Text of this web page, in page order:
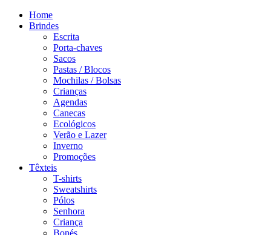
Home
Brindes
Escrita
Porta-chaves
Sacos
Pastas / Blocos
Mochilas / Bolsas
Crianças
Agendas
Canecas
Ecológicos
Verão e Lazer
Inverno
Promoções
Têxteis
T-shirts
Sweatshirts
Pólos
Senhora
Criança
Bonés